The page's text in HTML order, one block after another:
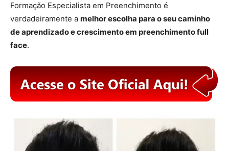
Formação Especialista em Preenchimento é
verdadeiramente a melhor escolha para o seu caminho
de aprendizado e crescimento em preenchimento full
face.